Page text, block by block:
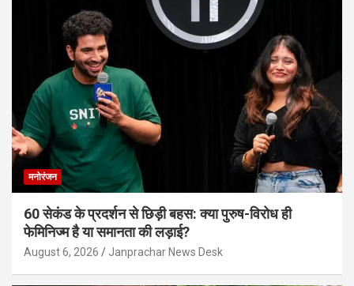
मनोरंजन
60 सेकंड के प्रदर्शन से छिड़ी बहस: क्या पुरुष-विरोध ही
फेमिनिज्म है या समानता की लड़ाई?
August 6, 2026 Janprachar News Desk